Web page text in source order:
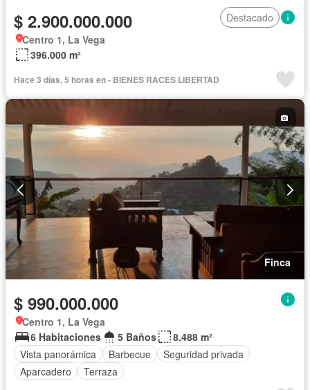
$ 2.900.000.000
Destacado
Centro 1, La Vega
396.000 m²
Hace 3 días, 5 horas en - BIENES RACES LIBERTAD
Finca
$ 990.000.000
Centro 1, La Vega
6 Habitaciones
5 Baños
8.488 m²
Vista panorámica
Barbecue
Seguridad privada
Aparcadero
Terraza